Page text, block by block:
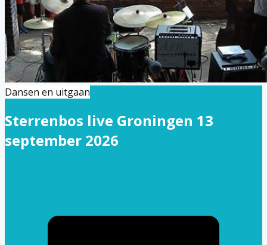
Dansen en uitgaan
Sterrenbos live Groningen 13
september 2026